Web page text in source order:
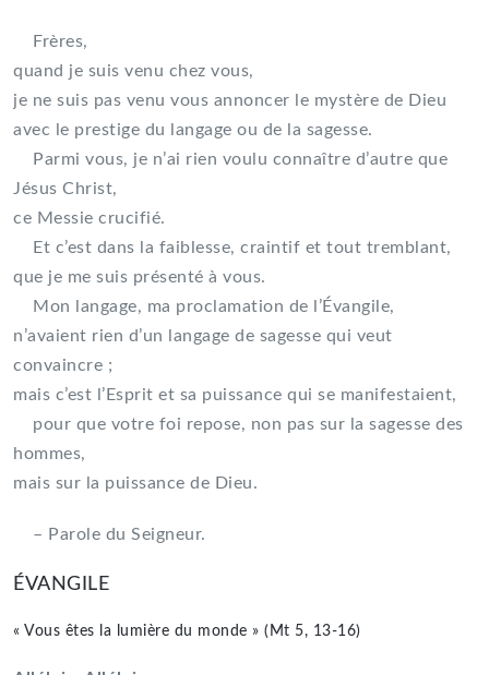
Frères,
quand je suis venu chez vous,
je ne suis pas venu vous annoncer le mystère de Dieu
avec le prestige du langage ou de la sagesse.
Parmi vous, je n’ai rien voulu connaître d’autre que
Jésus Christ,
ce Messie crucifié.
Et c’est dans la faiblesse, craintif et tout tremblant,
que je me suis présenté à vous.
Mon langage, ma proclamation de l’Évangile,
n’avaient rien d’un langage de sagesse qui veut
convaincre ;
mais c’est l’Esprit et sa puissance qui se manifestaient,
pour que votre foi repose, non pas sur la sagesse des
hommes,
mais sur la puissance de Dieu.
– Parole du Seigneur.
ÉVANGILE
« Vous êtes la lumière du monde » (Mt 5, 13-16)